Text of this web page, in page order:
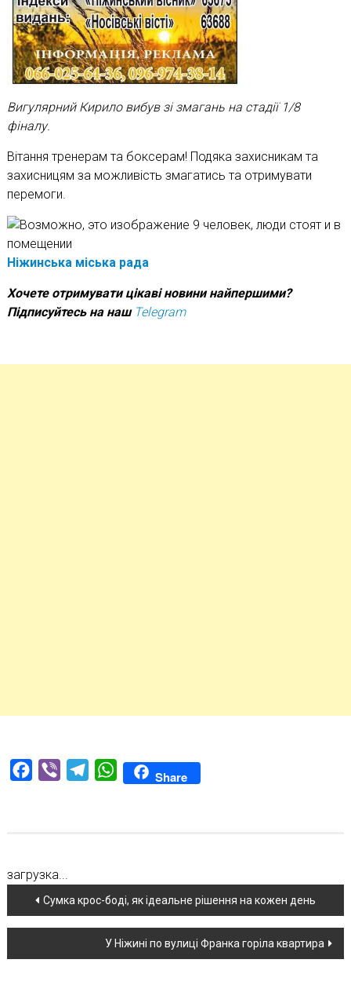
Вигулярний Кирило вибув зі змагань на стадії 1/8
фіналу.
Вітання тренерам та боксерам! Подяка захисникам та
захисницям за можливість змагатись та отримувати
перемоги.
Ніжинська міська рада
Хочете отримувати цікаві новини найпершими?
Підписуйтесь на наш Telegram
Facebook
Viber TelegramWhatsAppShare
загрузка...
Навігація
по
новині
Сумка крос-боді, як ідеальне рішення на кожен день
У Ніжині по вулиці Франка горіла квартира